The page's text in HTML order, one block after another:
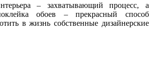
– захватывающий процесс, а
обоев – прекрасный способ
в жизнь собственные дизайнерские